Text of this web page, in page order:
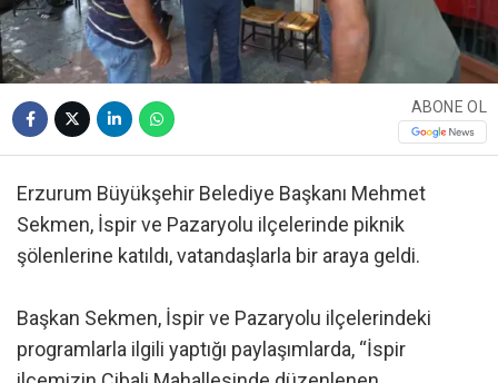
ABONE OL
Erzurum Büyükşehir Belediye Başkanı Mehmet
Sekmen, İspir ve Pazaryolu ilçelerinde piknik
şölenlerine katıldı, vatandaşlarla bir araya geldi.
Başkan Sekmen, İspir ve Pazaryolu ilçelerindeki
programlarla ilgili yaptığı paylaşımlarda, “İspir